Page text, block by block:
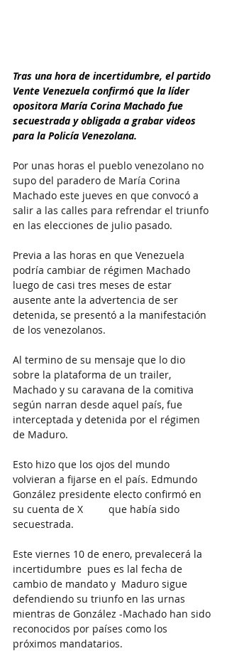
Tras una hora de incertidumbre, el partido
Vente Venezuela confirmó que la líder
opositora María Corina Machado fue
secuestrada y obligada a grabar videos
para la Policía Venezolana.
Por unas horas el pueblo venezolano no
supo del paradero de María Corina
Machado este jueves en que convocó a
salir a las calles para refrendar el triunfo
en las elecciones de julio pasado.
Previa a las horas en que Venezuela
podría cambiar de régimen Machado
luego de casi tres meses de estar
ausente ante la advertencia de ser
detenida, se presentó a la manifestación
de los venezolanos.
Al termino de su mensaje que lo dio
sobre la plataforma de un trailer,
Machado y su caravana de la comitiva
según narran desde aquel país, fue
interceptada y detenida por el régimen
de Maduro.
Esto hizo que los ojos del mundo
volvieran a fijarse en el país. Edmundo
González presidente electo confirmó en
su cuenta de X         que había sido
secuestrada.
Este viernes 10 de enero, prevalecerá la
incertidumbre  pues es lal fecha de
cambio de mandato y  Maduro sigue
defendiendo su triunfo en las urnas
mientras de González -Machado han sido
reconocidos por países como los
próximos mandatarios.